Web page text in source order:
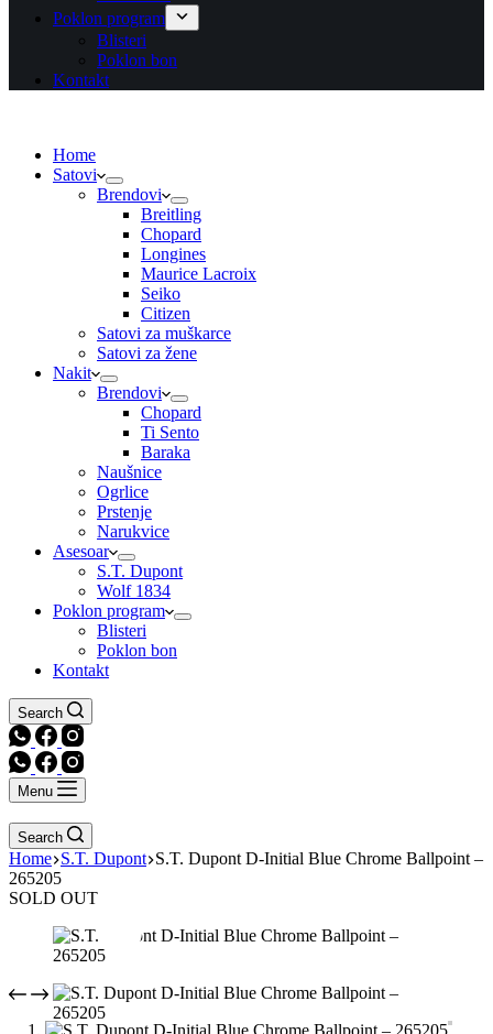
Poklon program
Blisteri
Poklon bon
Kontakt
Home
Satovi
Brendovi
Breitling
Chopard
Longines
Maurice Lacroix
Seiko
Citizen
Satovi za muškarce
Satovi za žene
Nakit
Brendovi
Chopard
Ti Sento
Baraka
Naušnice
Ogrlice
Prstenje
Narukvice
Asesoar
S.T. Dupont
Wolf 1834
Poklon program
Blisteri
Poklon bon
Kontakt
Search
Menu
Search
Home S.T. Dupont S.T. Dupont D-Initial Blue Chrome Ballpoint –
265205
SOLD OUT